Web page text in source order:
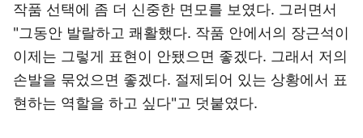
작품 선택에 좀 더 신중한 면모를 보였다. 그러면서
"그동안 발랄하고 쾌활했다. 작품 안에서의 장근석이
이제는 그렇게 표현이 안됐으면 좋겠다. 그래서 저의
손발을 묶었으면 좋겠다. 절제되어 있는 상황에서 표
현하는 역할을 하고 싶다"고 덧붙였다.